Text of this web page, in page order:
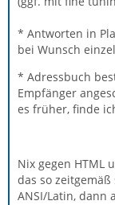
* Antworten in
bei Wunsch
* Adressbuch
Empfänger
es früher, finde
Nix gegen HTML
das so
ANSI/Latin, dann